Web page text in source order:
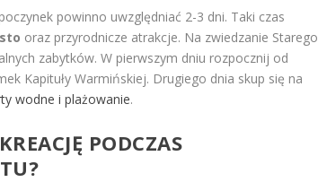
powinno uwzględniać 2-3 dni. Taki czas
oraz przyrodnicze atrakcje. Na zwiedzanie Starego
zabytków. W pierwszym dniu rozpocznij od
Kapituły Warmińskiej. Drugiego dnia skup się na
wodne i plażowanie.
PODCZAS